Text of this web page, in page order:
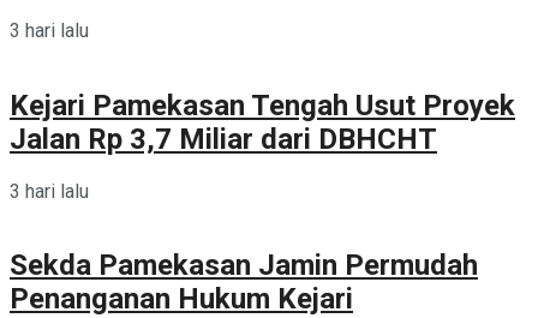
3 hari lalu
Kejari Pamekasan Tengah Usut Proyek
Jalan Rp 3,7 Miliar dari DBHCHT
3 hari lalu
Sekda Pamekasan Jamin Permudah
Penanganan Hukum Kejari